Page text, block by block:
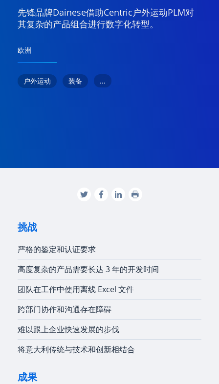
先锋品牌Dainese借助Centric户外运动PLM对
其复杂的产品组合进行数字化转型。
欧洲
户外运动 装备 ...
挑战
严格的鉴定和认证要求
高度复杂的产品需要长达 3 年的开发时间
团队在工作中使用离线 Excel 文件
跨部门协作和沟通存在障碍
难以跟上企业快速发展的步伐
将意大利传统与技术和创新相结合
成果